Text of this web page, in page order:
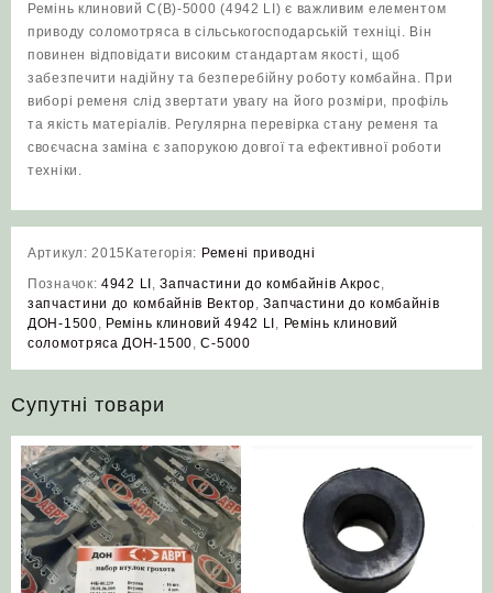
Ремінь клиновий С(В)-5000 (4942 LI) є важливим елементом
приводу соломотряса в сільськогосподарській техніці. Він
повинен відповідати високим стандартам якості, щоб
забезпечити надійну та безперебійну роботу комбайна. При
виборі ременя слід звертати увагу на його розміри, профіль
та якість матеріалів. Регулярна перевірка стану ременя та
своєчасна заміна є запорукою довгої та ефективної роботи
техніки.
Артикул:2015 Категорія: Ремені приводні
Позначок: 4942 LI ,Запчастини до комбайнів Акрос,
запчастини до комбайнів Вектор,Запчастини до комбайнів
ДОН-1500, Ремінь клиновий 4942 LI , Ремінь клиновий
соломотряса ДОН-1500,С-5000
Супутні товари